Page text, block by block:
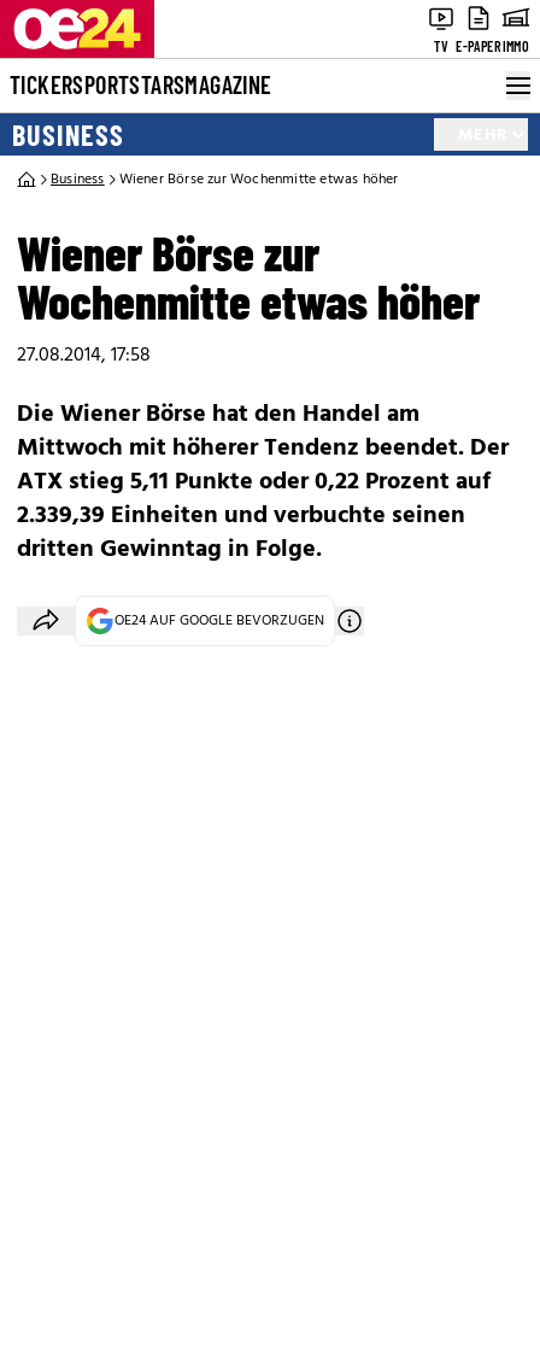
TV E-PAPERIMMO
TICKERSPORTSTARSMAGAZINE
BUSINESS
Business Wiener Börse zur Wochenmitte etwas höher
Wiener Börse zur
Wochenmitte etwas höher
27.08.2014, 17:58
Die Wiener Börse hat den Handel am
Mittwoch mit höherer Tendenz beendet. Der
ATX stieg 5,11 Punkte oder 0,22 Prozent auf
2.339,39 Einheiten und verbuchte seinen
dritten Gewinntag in Folge.
OE24 AUF GOOGLE BEVORZUGEN